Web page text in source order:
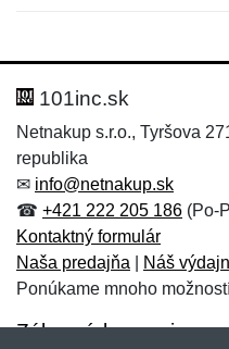
Hodnotenie:
Meno:*
E-mail:
Meno:
E-mail:*
Správa*
101inc.sk
Netnakup s.r.o., Tyršova
republika
✉ info@netnakup.sk
☎ +421 222 205 186 (Po-
Kontaktný formulár
Naša predajňa
Náš
Ponúkame mnoho
Zákaznícky servis